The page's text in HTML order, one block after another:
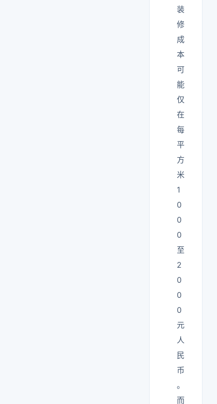
装
修
成
本
可
能
仅
在
每
平
方
米
1
0
0
0
至
2
0
0
0
元
人
民
币
。
而